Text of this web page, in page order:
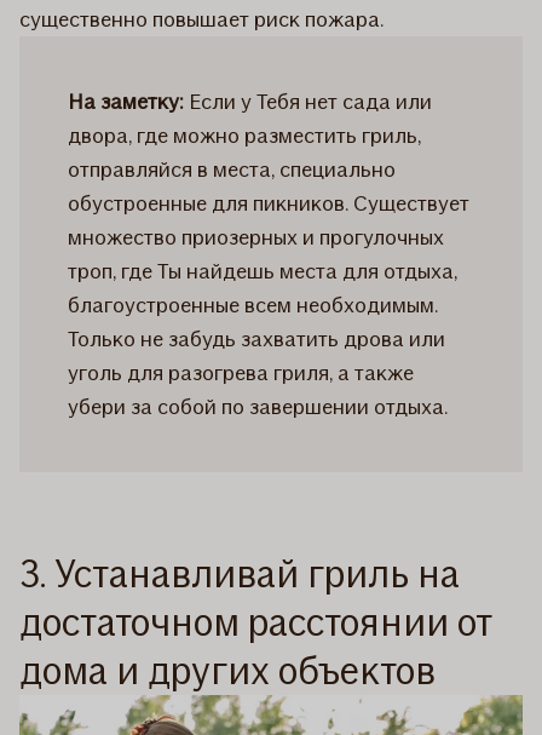
существенно повышает риск пожара.
На заметку: Если у Тебя нет сада или
двора, где можно разместить гриль,
отправляйся в места, специально
обустроенные для пикников. Существует
множество приозерных и прогулочных
троп, где Ты найдешь места для отдыха,
благоустроенные всем необходимым.
Только не забудь захватить дрова или
уголь для разогрева гриля, а также
убери за собой по завершении отдыха.
3. Устанавливай гриль на
достаточном расстоянии от
дома и других объектов